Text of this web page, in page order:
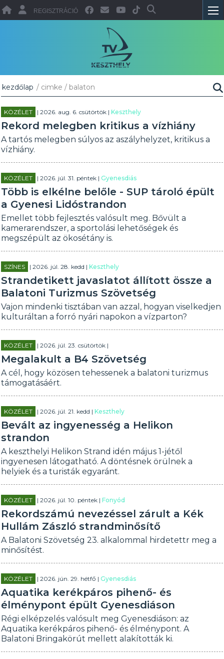
REGISZTRÁCIÓ
kezdőlap / cimke / balaton
KÖZÉLET | 2026. aug. 6. csütörtök |Keszthely
Rekord melegben kritikus a vízhiány
A tartós melegben súlyos az aszályhelyzet, kritikus a
vízhiány.
KÖZÉLET | 2026. júl. 31. péntek |Gyenesdiás
Több is elkélne belőle - SUP tároló épült
a Gyenesi Lidóstrandon
Emellet több fejlesztés valósult meg. Bővült a
kamerarendszer, a sportolási lehetőségek és
megszépült az ökosétány is.
SZÍNES | 2026. júl. 28. kedd |Keszthely
Strandetikett javaslatot állított össze a
Balatoni Turizmus Szövetség
Vajon mindenki tisztában van azzal, hogyan viselkedjen
kulturáltan a forró nyári napokon a vízparton?
KÖZÉLET | 2026. júl. 23. csütörtök |
Megalakult a B4 Szövetség
A cél, hogy közösen tehessenek a balatoni turizmus
támogatásáért.
KÖZÉLET | 2026. júl. 21. kedd |Keszthely
Bevált az ingyenesség a Helikon
strandon
A keszthelyi Helikon Strand idén május 1-jétől
ingyenesen látogatható. A döntésnek örülnek a
helyiek és a turisták egyaránt.
KÖZÉLET | 2026. júl. 10. péntek |Fonyód
Rekordszámú nevezéssel zárult a Kék
Hullám Zászló strandminősítő
A Balatoni Szövetség 23. alkalommal hirdetettr meg a
minősítést.
KÖZÉLET | 2026. jún. 29. hétfő |Gyenesdiás
Aquatika kerékpáros pihenő- és
élménypont épült Gyenesdiáson
Régi elképzelés valósult meg Gyenesdiáson: az
Aquatika kerékpáros pihenő- és élménypont. A
Balatoni Bringakörút mellett alakították ki.